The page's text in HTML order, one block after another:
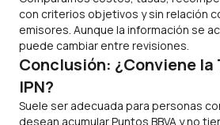
con criterios objetivos y sin relación
emisores. Aunque la información se
puede cambiar entre revisiones.
Conclusión: ¿Conviene la
IPN?
Suele ser adecuada para personas
desean acumular Puntos BBVA y no